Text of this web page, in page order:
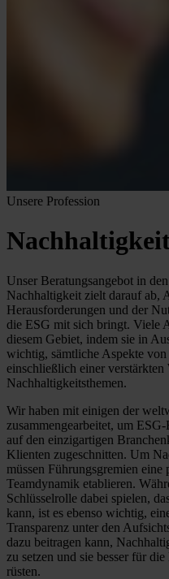
Unsere Profession
Unser Beratungsangebot in
Nachhaltigkeit zielt darauf ab,
Herausforderungen und der
die ESG mit sich bringt. Viele
diesem Gebiet, indem sie in
wichtig, sämtliche Aspekte
einschließlich einer
Nachhaltigkeitsthemen.
Wir haben mit einigen der
zusammengearbeitet, um
auf den einzigartigen
Klienten zugeschnitten. Um
müssen Führungsgremien
Teamdynamik etablieren.
Schlüsselrolle dabei spielen,
kann, ist es ebenso wichtig,
Transparenz unter den
dazu beitragen kann,
zu setzen und sie besser für
rüsten.